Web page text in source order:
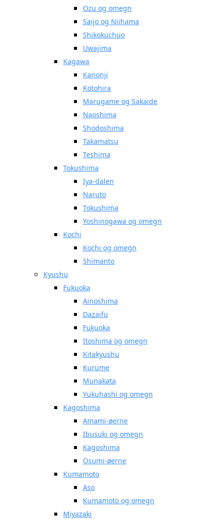
Ozu og omegn
Saijo og Niihama
Shikokuchuo
Uwajima
Kagawa
Kanonji
Kotohira
Marugame og Sakaide
Naoshima
Shodoshima
Takamatsu
Teshima
Tokushima
Iya-dalen
Naruto
Tokushima
Yoshinogawa og omegn
Kochi
Kochi og omegn
Shimanto
Kyushu
Fukuoka
Ainoshima
Dazaifu
Fukuoka
Itoshima og omegn
Kitakyushu
Kurume
Munakata
Yukuhashi og omegn
Kagoshima
Amami-øerne
Ibusuki og omegn
Kagoshima
Osumi-øerne
Kumamoto
Aso
Kumamoto og omegn
Miyazaki